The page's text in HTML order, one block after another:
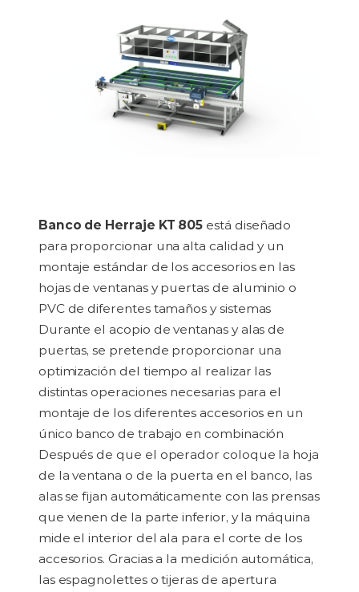
Banco de Herraje KT 805 está diseñado
para proporcionar una alta calidad y un
montaje estándar de los accesorios en las
hojas de ventanas y puertas de aluminio o
PVC de diferentes tamaños y sistemas
Durante el acopio de ventanas y alas de
puertas, se pretende proporcionar una
optimización del tiempo al realizar las
distintas operaciones necesarias para el
montaje de los diferentes accesorios en un
único banco de trabajo en combinación
Después de que el operador coloque la hoja
de la ventana o de la puerta en el banco, las
alas se fijan automáticamente con las prensas
que vienen de la parte inferior, y la máquina
mide el interior del ala para el corte de los
accesorios. Gracias a la medición automática,
las espagnolettes o tijeras de apertura